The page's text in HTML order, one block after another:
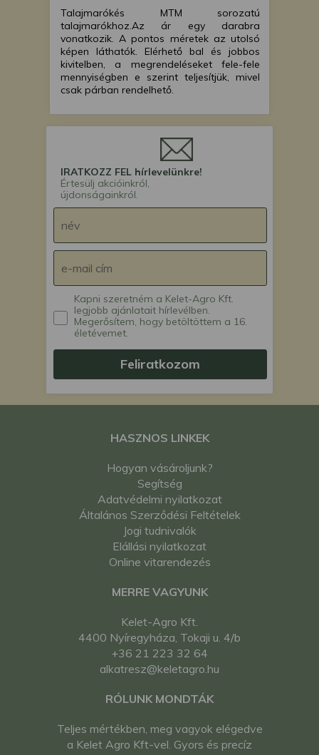
Talajmarókés MTM sorozatú
talajmarókhoz.Az ár egy darabra
vonatkozik. A pontos méretek az utolsó
képen láthatók. Elérhető bal és jobbos
kivitelben, a megrendeléseket fele-fele
mennyiségben e szerint teljesítjük, mivel
csak párban rendelhető.
IRATKOZZ FEL hírlevelünkre!
Értesülj akcióinkról,
újdonságainkról.
Kapni szeretném a Kelet-Agro Kft.
legjobb ajánlatait hírlevélben.
Megerősítem, hogy betöltöttem a 16.
életévemet.
Feliratkozom
HASZNOS LINKEK
Hogyan vásároljunk?
Segítség
Adatvédelmi nyilatkozat
Általános Szerződési Feltételek
Jogi tudnivalók
Elállási nyilatkozat
Online vitarendezés
MERRE VAGYUNK
Kelet-Agro Kft.
4400 Nyíregyháza, Tokaji u. 4/b
+36 21 223 32 64
alkatresz@keletagro.hu
RÓLUNK MONDTÁK
Teljes mértékben, meg vagyok elégedve
a Kelet Agro Kft-vel. Gyors és precíz
a weboldalra érvényesek. Erre a
webhelyre visszatérve vagy az
adatvédelmi szabályzatunk segítségével
bármikor megváltoztathatja a
beállításait.